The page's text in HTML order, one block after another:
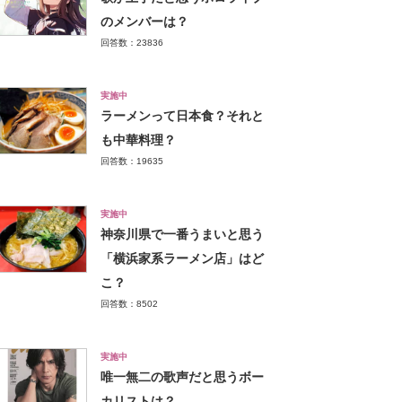
のメンバーは？
回答数：23836
実施中
ラーメンって日本食？それと
も中華料理？
回答数：19635
実施中
神奈川県で一番うまいと思う
「横浜家系ラーメン店」はど
こ？
回答数：8502
実施中
唯一無二の歌声だと思うボー